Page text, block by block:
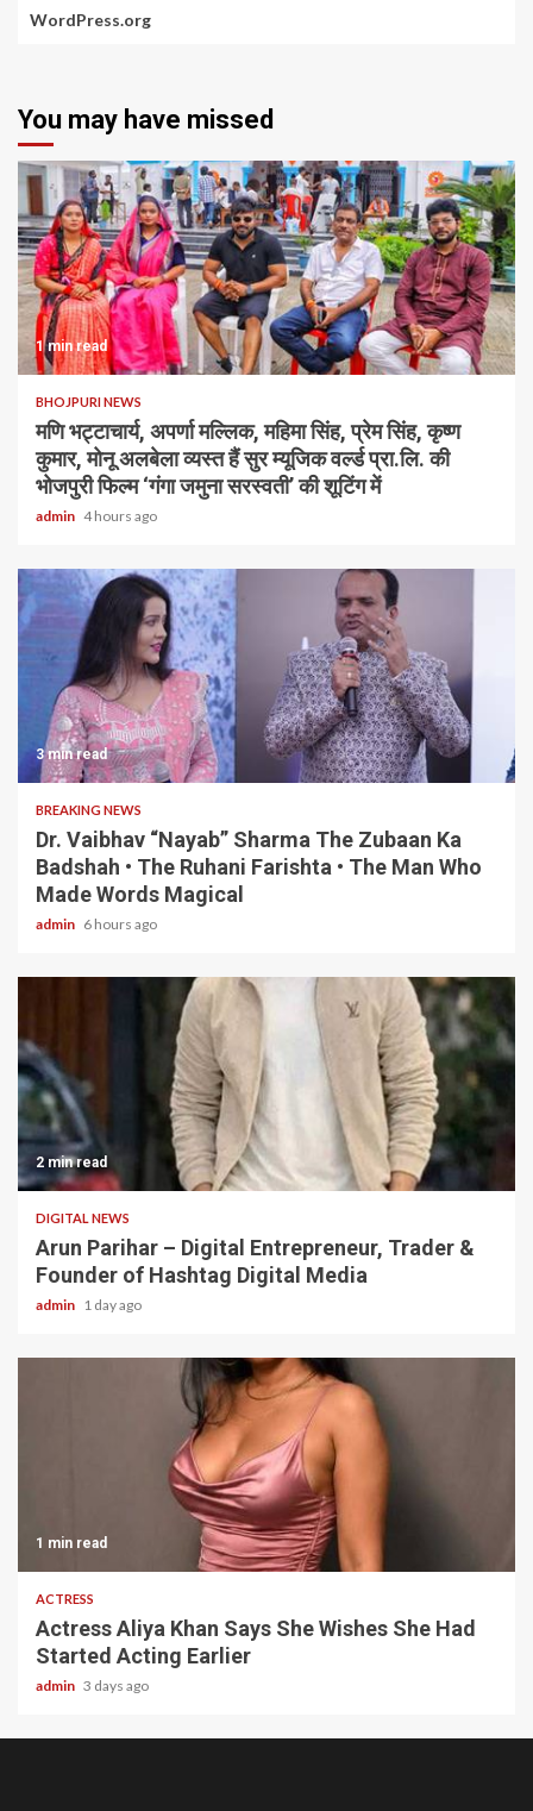
WordPress.org
You may have missed
1 min read
BHOJPURI NEWS
मणि भट्टाचार्य, अपर्णा मल्लिक, महिमा सिंह, प्रेम सिंह, कृष्ण
कुमार, मोनू अलबेला व्यस्त हैं सुर म्यूजिक वर्ल्ड प्रा.लि. की
भोजपुरी फिल्म ‘गंगा जमुना सरस्वती’ की शूटिंग में
admin 4 hours ago
3 min read
BREAKING NEWS
Dr. Vaibhav “Nayab” Sharma The Zubaan Ka
Badshah • The Ruhani Farishta • The Man Who
Made Words Magical
admin 6 hours ago
2 min read
DIGITAL NEWS
Arun Parihar – Digital Entrepreneur, Trader &
Founder of Hashtag Digital Media
admin 1 day ago
1 min read
ACTRESS
Actress Aliya Khan Says She Wishes She Had
Started Acting Earlier
admin 3 days ago